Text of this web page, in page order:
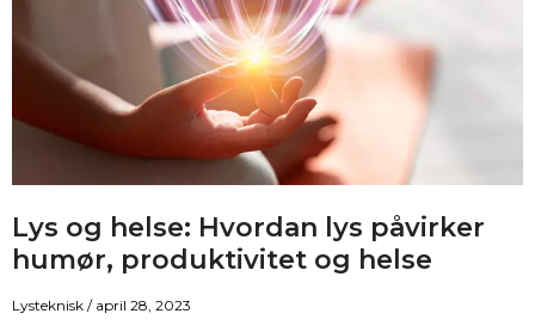
Lys og helse: Hvordan lys påvirker
humør, produktivitet og helse
Lysteknisk / april 28, 2023